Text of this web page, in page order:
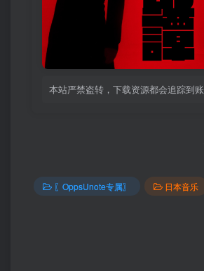
本站严禁盗转，下载资源都会追踪到
〖OppsUnote专属〗 日本音乐